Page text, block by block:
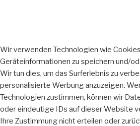
Wir verwenden Technologien wie
Geräteinformationen zu speichern und/
Wir tun dies, um das Surferlebnis zu
personalisierte Werbung anzuzeigen.
Technologien zustimmen, können wir
oder eindeutige IDs auf dieser Website
Ihre Zustimmung nicht erteilen oder